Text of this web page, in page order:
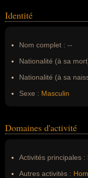
Identité
Nom complet : --
Nationalité (à sa
Nationalité (à sa
Sexe : Masculin
Domaines d'activité
Activités principales :
Autres activités :